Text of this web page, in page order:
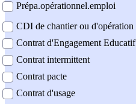
Prépa.opérationnel.emploi
CDI de chantier ou d'opération
Contrat d'Engagement Educatif
Contrat intermittent
Contrat pacte
Contrat d'usage